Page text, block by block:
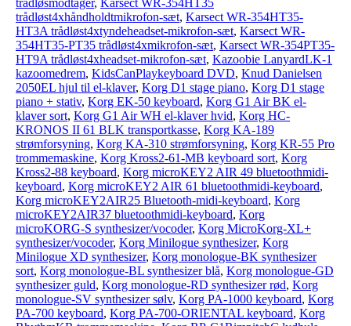
trådløsmodtager, Karsect WR-354HT35
trådløst4xhåndholdtmikrofon-sæt, Karsect WR-354HT35-
HT3A trådløst4xtyndeheadset-mikrofon-sæt, Karsect WR-
354HT35-PT35 trådløst4xmikrofon-sæt, Karsect WR-354PT35-
HT9A trådløst4xheadset-mikrofon-sæt, Kazoobie LanyardLK-1
kazoomedrem, KidsCanPlaykeyboard DVD, Knud Danielsen
2050EL hjul til el-klaver, Korg D1 stage piano, Korg D1 stage
piano + stativ, Korg EK-50 keyboard, Korg G1 Air BK el-
klaver sort, Korg G1 Air WH el-klaver hvid, Korg HC-
KRONOS II 61 BLK transportkasse, Korg KA-189
strømforsyning, Korg KA-310 strømforsyning, Korg KR-55 Pro
trommemaskine, Korg Kross2-61-MB keyboard sort, Korg
Kross2-88 keyboard, Korg microKEY2 AIR 49 bluetoothmidi-
keyboard, Korg microKEY2 AIR 61 bluetoothmidi-keyboard,
Korg microKEY2AIR25 Bluetooth-midi-keyboard, Korg
microKEY2AIR37 bluetoothmidi-keyboard, Korg
microKORG-S synthesizer/vocoder, Korg MicroKorg-XL+
synthesizer/vocoder, Korg Minilogue synthesizer, Korg
Minilogue XD synthesizer, Korg monologue-BK synthesizer
sort, Korg monologue-BL synthesizer blå, Korg monologue-GD
synthesizer guld, Korg monologue-RD synthesizer rød, Korg
monologue-SV synthesizer sølv, Korg PA-1000 keyboard, Korg
PA-700 keyboard, Korg PA-700-ORIENTAL keyboard, Korg